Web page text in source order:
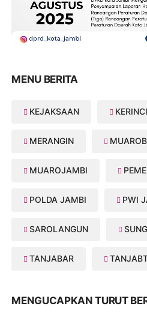
MENU BERITA
KEJAKSAAN KERINCI
MERANGIN
MUAROJAMBI
POLDA JAMBI PWI
SAROLANGUN
TANJABAR
MENGUCAPKAN TURUT